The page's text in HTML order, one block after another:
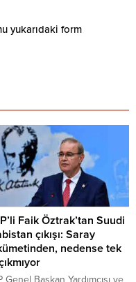
yukarıdaki form
Faik Öztrak’tan Suudi
çıkışı: Saray
nedense tek